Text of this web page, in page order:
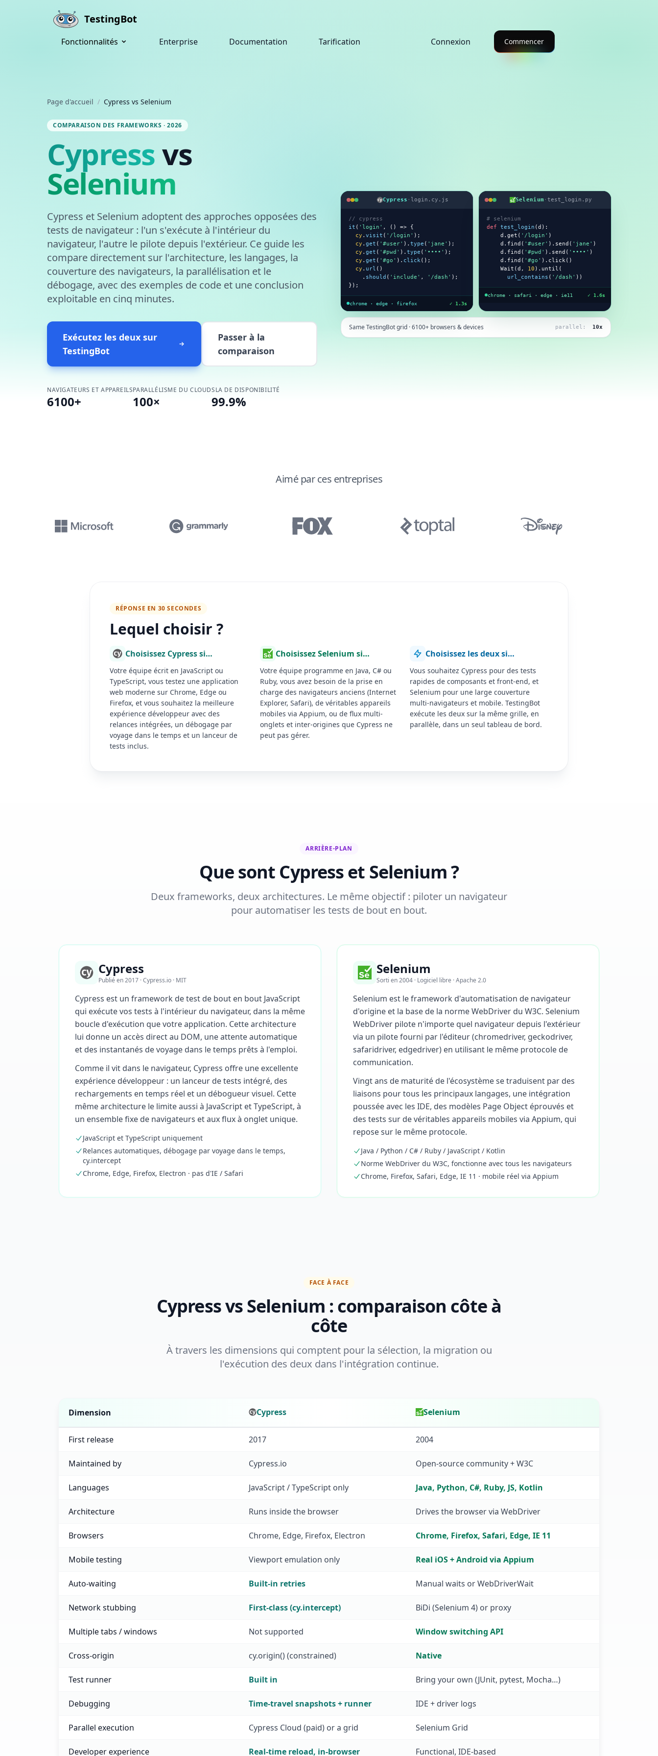
TestingBot
Fonctionnalités Enterprise Documentation Tarification Connexion Commencer
Page d'accueil / Cypress vs Selenium
COMPARAISON DES FRAMEWORKS · 2026
Cypressvs
Selenium
Cypress et Selenium adoptent des approches opposées des
tests de navigateur : l'un s'exécute à l'intérieur du
navigateur, l'autre le pilote depuis l'extérieur. Ce guide les
compare directement sur l'architecture, les langages, la
couverture des navigateurs, la parallélisation et le
débogage, avec des exemples de code et une conclusion
exploitable en cinq minutes.
Exécutez les deux sur
TestingBot
Passer à la
comparaison
NAVIGATEURS ET APPAREILS
6100+
PARALLÉLISME DU CLOUD
100×
SLA DE DISPONIBILITÉ
99.9%
Cypress · login.cy.js
// cypress
it ( 'login' , () => {
cy . visit ( '/login' );
cy . get ( '#user' ). type ( 'jane' );
cy . get ( '#pwd' ). type ( '••••' );
cy . get ( '#go' ). click ();
cy . url ()
    .
should ( 'include' , '/dash' );
});
chrome · edge · firefox ✓ 1.3s
Selenium·test_login.py
# selenium
def
test_login (d):
    d.get(
'/login' )
    d.find(
'#user' ).send( 'jane' )
    d.find(
'#pwd' ).send( '••••' )
    d.find(
'#go' ).click()
    Wait(d,
10 ).until(
url_contains ( '/dash' ))
chrome · safari · edge · ie11 ✓ 1.6s
Same TestingBot grid · 6100+ browsers & devices parallel: 10x
Aimé par ces entreprises
RÉPONSE EN 30 SECONDES
Lequel choisir ?
Choisissez Cypress si…
Votre équipe écrit en JavaScript ou
TypeScript, vous testez une application
web moderne sur Chrome, Edge ou
Firefox, et vous souhaitez la meilleure
expérience développeur avec des
relances intégrées, un débogage par
voyage dans le temps et un lanceur de
tests inclus.
Choisissez Selenium si…
Votre équipe programme en Java, C# ou
Ruby, vous avez besoin de la prise en
charge des navigateurs anciens (Internet
Explorer, Safari), de véritables appareils
mobiles via Appium, ou de flux multi-
onglets et inter-origines que Cypress ne
peut pas gérer.
Choisissez les deux si…
Vous souhaitez Cypress pour des tests
rapides de composants et front-end, et
Selenium pour une large couverture
multi-navigateurs et mobile. TestingBot
exécute les deux sur la même grille, en
parallèle, dans un seul tableau de bord.
ARRIÈRE-PLAN
Que sont Cypress et Selenium ?
Deux frameworks, deux architectures. Le même objectif : piloter un navigateur
pour automatiser les tests de bout en bout.
Cypress
Publié en 2017 · Cypress.io · MIT
Cypress est un framework de test de bout en bout JavaScript
qui exécute vos tests à l'intérieur du navigateur, dans la même
boucle d'exécution que votre application. Cette architecture
lui donne un accès direct au DOM, une attente automatique
et des instantanés de voyage dans le temps prêts à l'emploi.
Comme il vit dans le navigateur, Cypress offre une excellente
expérience développeur : un lanceur de tests intégré, des
rechargements en temps réel et un débogueur visuel. Cette
même architecture le limite aussi à JavaScript et TypeScript, à
un ensemble fixe de navigateurs et aux flux à onglet unique.
JavaScript et TypeScript uniquement
Relances automatiques, débogage par voyage dans le temps,
cy.intercept
Chrome, Edge, Firefox, Electron · pas d'IE / Safari
Selenium
Sorti en 2004 · Logiciel libre · Apache 2.0
Selenium est le framework d'automatisation de navigateur
d'origine et la base de la norme WebDriver du W3C. Selenium
WebDriver pilote n'importe quel navigateur depuis l'extérieur
via un pilote fourni par l'éditeur (chromedriver, geckodriver,
safaridriver, edgedriver) en utilisant le même protocole de
communication.
Vingt ans de maturité de l'écosystème se traduisent par des
liaisons pour tous les principaux langages, une intégration
poussée avec les IDE, des modèles Page Object éprouvés et
des tests sur de véritables appareils mobiles via Appium, qui
repose sur le même protocole.
Java / Python / C# / Ruby / JavaScript / Kotlin
Norme WebDriver du W3C, fonctionne avec tous les navigateurs
Chrome, Firefox, Safari, Edge, IE 11 · mobile réel via Appium
FACE À FACE
Cypress vs Selenium : comparaison côte à
côte
À travers les dimensions qui comptent pour la sélection, la migration ou
l'exécution des deux dans l'intégration continue.
Dimension Cypress Selenium
First release 2017 2004
Maintained by Cypress.io Open-source community + W3C
Languages JavaScript / TypeScript only Java, Python, C#, Ruby, JS, Kotlin
Architecture Runs inside the browser Drives the browser via WebDriver
Browsers Chrome, Edge, Firefox, Electron Chrome, Firefox, Safari, Edge, IE 11
Mobile testing Viewport emulation only Real iOS + Android via Appium
Auto-waiting Built-in retries Manual waits or WebDriverWait
Network stubbing First-class (cy.intercept) BiDi (Selenium 4) or proxy
Multiple tabs / windows Not supported Window switching API
Cross-origin cy.origin() (constrained) Native
Test runner Built in Bring your own (JUnit, pytest, Mocha…)
Debugging Time-travel snapshots + runner IDE + driver logs
Parallel execution Cypress Cloud (paid) or a grid Selenium Grid
Developer experience Real-time reload, in-browser Functional, IDE-based